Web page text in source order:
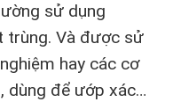
sử dụng
trùng. Và được sử
hay các cơ
dùng để ướp xác…